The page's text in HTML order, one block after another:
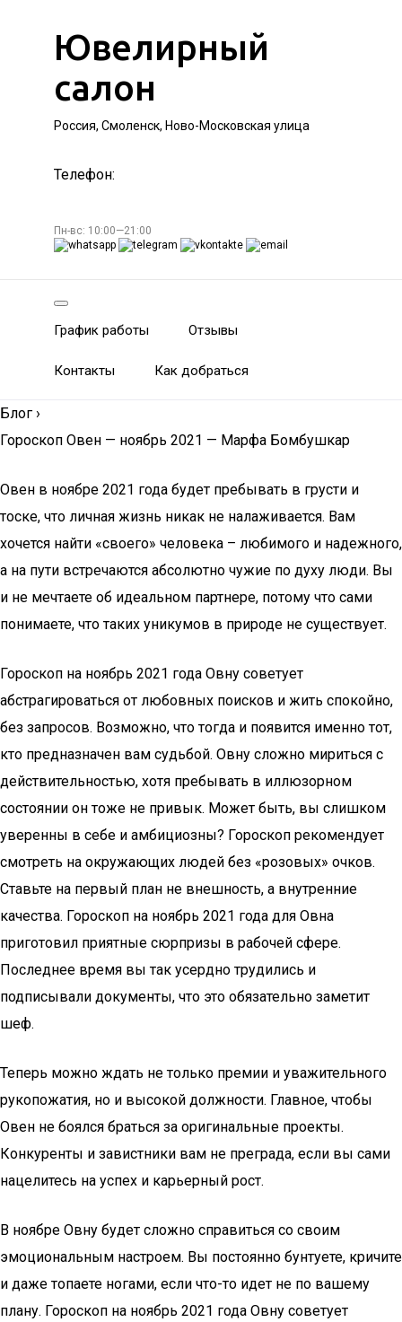
Ювелирный
салон
Россия, Смоленск, Ново-Московская улица
Телефон:
Пн-вс: 10:00—21:00
График работы Отзывы
Контакты Как добраться
Блог ›
Гороскоп Овен — ноябрь 2021 — Марфа Бомбушкар
Овен в ноябре 2021 года будет пребывать в грусти и
тоске, что личная жизнь никак не налаживается. Вам
хочется найти «своего» человека – любимого и надежного,
а на пути встречаются абсолютно чужие по духу люди. Вы
и не мечтаете об идеальном партнере, потому что сами
понимаете, что таких уникумов в природе не существует.
Гороскоп на ноябрь 2021 года Овну советует
абстрагироваться от любовных поисков и жить спокойно,
без запросов. Возможно, что тогда и появится именно тот,
кто предназначен вам судьбой. Овну сложно мириться с
действительностью, хотя пребывать в иллюзорном
состоянии он тоже не привык. Может быть, вы слишком
уверенны в себе и амбициозны? Гороскоп рекомендует
смотреть на окружающих людей без «розовых» очков.
Ставьте на первый план не внешность, а внутренние
качества. Гороскоп на ноябрь 2021 года для Овна
приготовил приятные сюрпризы в рабочей сфере.
Последнее время вы так усердно трудились и
подписывали документы, что это обязательно заметит
шеф.
Теперь можно ждать не только премии и уважительного
рукопожатия, но и высокой должности. Главное, чтобы
Овен не боялся браться за оригинальные проекты.
Конкуренты и завистники вам не преграда, если вы сами
нацелитесь на успех и карьерный рост.
В ноябре Овну будет сложно справиться со своим
эмоциональным настроем. Вы постоянно бунтуете, кричите
и даже топаете ногами, если что-то идет не по вашему
плану. Гороскоп на ноябрь 2021 года Овну советует